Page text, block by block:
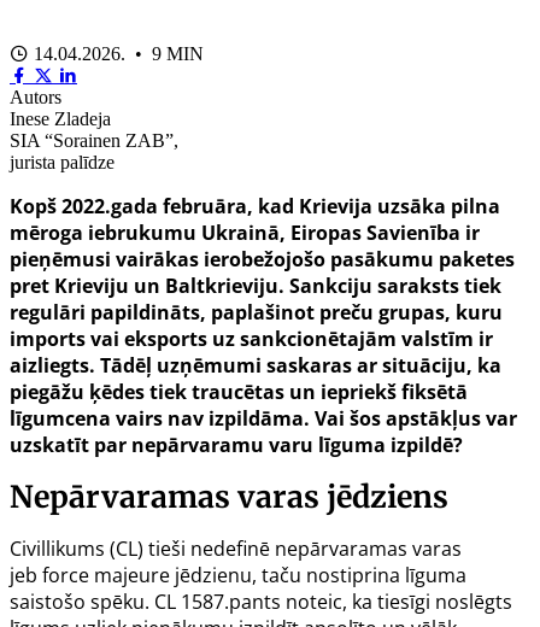
14.04.2026. • 9 MIN
Autors
Inese Zladeja
SIA “Sorainen ZAB”,
jurista palīdze
Kopš 2022.gada februāra, kad Krievija uzsāka pilna
mēroga iebrukumu Ukrainā, Eiropas Savienība ir
pieņēmusi vairākas ierobežojošo pasākumu paketes
pret Krieviju un Baltkrieviju. Sankciju saraksts tiek
regulāri papildināts, paplašinot preču grupas, kuru
imports vai eksports uz sankcionētajām valstīm ir
aizliegts. Tādēļ uzņēmumi saskaras ar situāciju, ka
piegāžu ķēdes tiek traucētas un iepriekš fiksētā
līgumcena vairs nav izpildāma. Vai šos apstākļus var
uzskatīt par nepārvaramu varu līguma izpildē?
Nepārvaramas varas jēdziens
Civillikums (CL) tieši nedefinē nepārvaramas varas
jeb force majeure jēdzienu, taču nostiprina līguma
saistošo spēku. CL 1587.pants noteic, ka tiesīgi noslēgts